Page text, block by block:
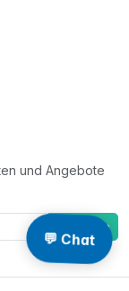
und Angebote
Eintragen
💬 Chat